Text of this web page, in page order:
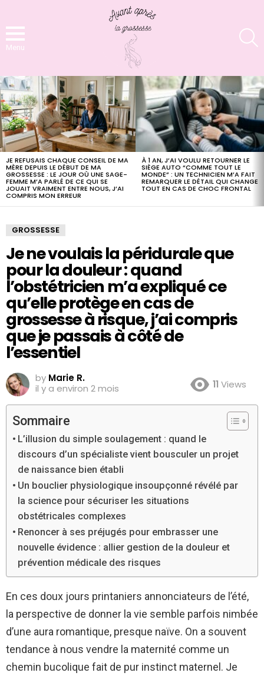
Menu
LATEST
STORIES
JE REFUSAIS CHAQUE CONSEIL DE MA
MÈRE DEPUIS LE DÉBUT DE MA
GROSSESSE : LE JOUR OÙ UNE SAGE-
FEMME M’A PARLÉ DE CE QUI SE
JOUAIT VRAIMENT ENTRE NOUS, J’AI
COMPRIS MON ERREUR
À 1 AN, J’AI VOULU RETOURNER LE
SIÈGE AUTO “COMME TOUT LE
MONDE” : UN TECHNICIEN M’A FAIT
REMARQUER LE DÉTAIL QUI CHANGE
TOUT EN CAS DE CHOC FRONTAL
GROSSESSE
Je ne voulais la péridurale que
pour la douleur : quand
l’obstétricien m’a expliqué ce
qu’elle protège en cas de
grossesse à risque, j’ai compris
que je passais à côté de
l’essentiel
by Marie R.
il y a environ 2 mois
11 Views
Sommaire
L’illusion du simple soulagement : quand le
discours d’un spécialiste vient bousculer un projet
de naissance bien établi
Un bouclier physiologique insoupçonné révélé par
la science pour sécuriser les situations
obstétricales complexes
Renoncer à ses préjugés pour embrasser une
nouvelle évidence : allier gestion de la douleur et
prévention médicale des risques
En ces doux jours printaniers annonciateurs de l’été,
la perspective de donner la vie semble parfois nimbée
d’une aura romantique, presque naïve. On a souvent
tendance à nous vendre la maternité comme un
chemin bucolique fait de pur instinct maternel. Je